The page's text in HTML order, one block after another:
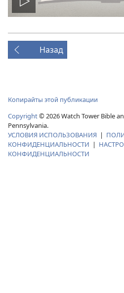
видео
Назад
Копирайты этой публикации
Copyright© 2026 Watch Tower Bible
Pennsylvania.
УСЛОВИЯ ИСПОЛЬЗОВАНИЯ |
КОНФИДЕНЦИАЛЬНОСТИ |
КОНФИДЕНЦИАЛЬНОСТИ